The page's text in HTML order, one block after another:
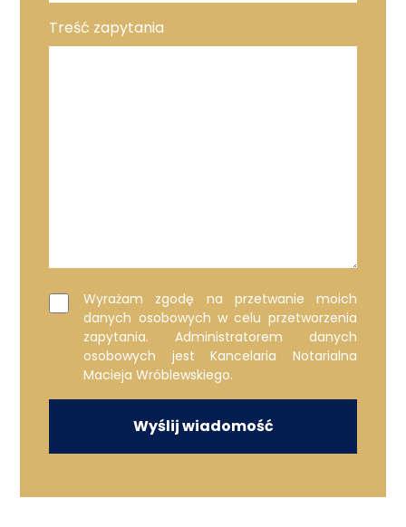
Treść zapytania
Wyrażam zgodę na przetwanie moich
danych osobowych w celu przetworzenia
zapytania. Administratorem danych
osobowych jest Kancelaria Notarialna
Macieja Wróblewskiego.